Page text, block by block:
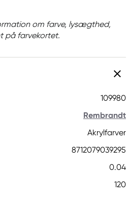
om farve, lysægthed,
på farvekortet.
109980
Rembrandt
Akrylfarver
8712079039295
0.04
120